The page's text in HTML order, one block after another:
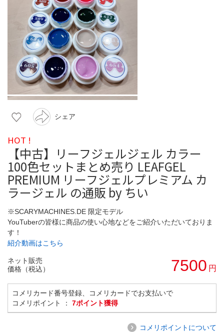
シェア
HOT !
【中古】リーフジェルジェル カラー
100色セットまとめ売り LEAFGEL
PREMIUM リーフジェルプレミアム カ
ラージェル の通販 by ちい
※SCARYMACHINES.DE 限定モデル
YouTuberの皆様に商品の使い心地などをご紹介いただいておりま
す！
紹介動画はこちら
ネット販売
価格（税込）
7500 円
コメリカード番号登録、コメリカードでお支払いで
コメリポイント ： 7ポイント獲得
コメリポイントについて